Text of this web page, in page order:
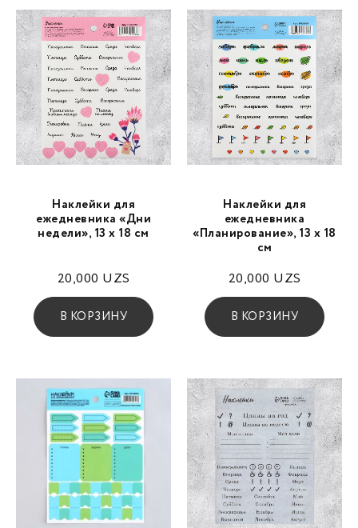
Наклейки для
ежедневника «Дни
недели», 13 х 18 см
20,000 UZS
В КОРЗИНУ
Наклейки для
ежедневника
«Планирование», 13 х 18
см
20,000 UZS
В КОРЗИНУ